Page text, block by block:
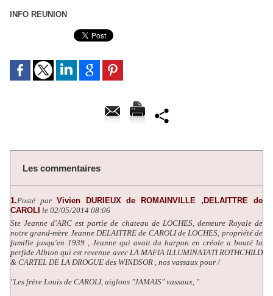
INFO REUNION
Les commentaires
1.Posté par Vivien DURIEUX de ROMAINVILLE ,DELAITTRE de
CAROLI le 02/05/2014 08:06
Ste Jeanne d'ARC est partie de chateau de LOCHES, demeure Royale de
notre grand-mère Jeanne DELAITTRE de CAROLI de LOCHES, propriété de
famille jusqu'en 1939 , Jeanne qui avait du harpon en créole a bouté la
perfide Albion qui est revenue avec LA MAFIA ILLUMINATATI ROTHCHILD
& CARTEL DE LA DROGUE des WINDSOR , nos vassaux pour /
"Les frère Louis de CAROLI, aiglons "JAMAIS" vassaux, "